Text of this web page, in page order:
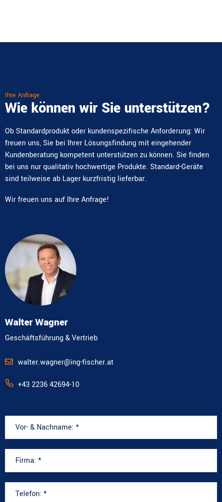
Ihre Anfrage
Wie können wir Sie unterstützen?
Ob Standardprodukt oder kundenspezifische Anforderung: Wir
freuen uns, Sie bei Ihrer Lösungsfindung mit eingehender
Kundenberatung kompetent unterstützen zu können. Sie finden
bei uns nur qualitativ hochwertige Produkte. Standard-Geräte
sind teilweise ab Lager kurzfristig lieferbar.
Wir freuen uns auf Ihre Anfrage!
Walter Wagner
Geschäftsführung & Vertrieb
walter.wagner@ing-fischer.at
+43 2236 42694-10